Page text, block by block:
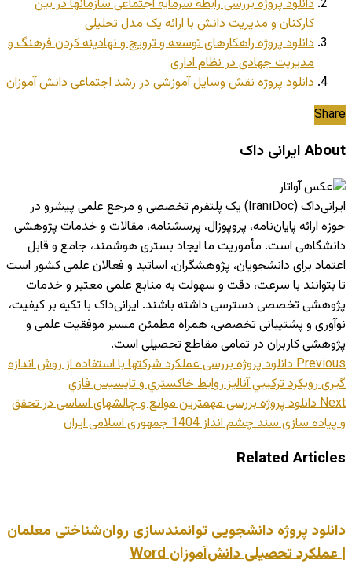
دانلود پروژه بررسی رابطه سرمایه اجتماعی سازمانها در بین
کارکنان و مدیریت دانش با ارائه یک مدل تحلیلی
دانلود پروژه راهکارهای توسعه و ترویج و نهادینه کردن فرهنگ و
مدیریت جهادی در نظام اداری
دانلود پروژه نقش وسایل آموزشی در رشد اجتماعی دانش آموزان
Share
About ایرانی داک
ایرانی‌داک (IraniDoc) یک پلتفرم تخصصی و مرجع علمی پیشرو در
حوزه ارائه پایان‌نامه، پروپوزال، پرسشنامه، مقالات و خدمات پژوهشی
دانشگاهی است. مأموریت ما ایجاد بستری هوشمند، جامع و قابل
اعتماد برای دانشجویان، پژوهشگران، اساتید و فعالان علمی کشور است
تا بتوانند با سرعت، دقت و سهولت به منابع علمی معتبر و خدمات
پژوهشی تخصصی دسترسی داشته باشند. ایرانی‌داک با تکیه بر کیفیت،
نوآوری و پشتیبانی تخصصی، همراه مطمئن مسیر موفقیت علمی و
پژوهشی کاربران در تمامی مقاطع تحصیلی است.
Previousدانلود پروژه بررسی عملکرد شرکتها با استفاده از روش اندازه
گیری رويکرد ترکيبي آناليز روابط خاکستري و تاپسيس فازي
Nextدانلود پروژه بررسی مهمترین موانع و چالشهای اساسی در تحقق
و پیاده سازی سند چشم انداز 1404 جمهوری اسلامی ایران
Related Articles
دانلود پروژه دانشجویی توانمندسازی روان‌شناختی معلمان
| عملکرد تحصیلی دانش‌آموزان Word